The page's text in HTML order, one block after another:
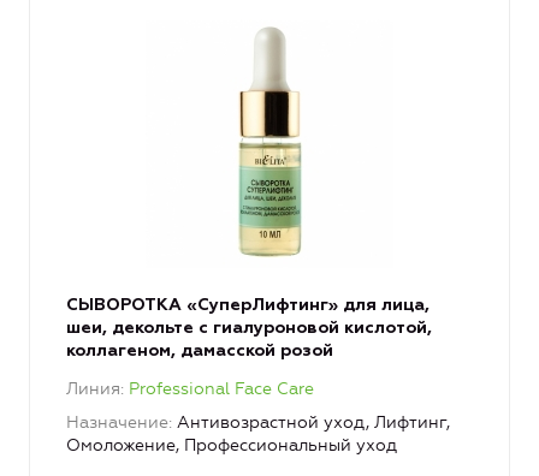
СЫВОРОТКА «СуперЛифтинг» для лица,
шеи, декольте с гиалуроновой кислотой,
коллагеном, дамасской розой
Линия Professional Face Care
Назначение Антивозрастной уход, Лифтинг,
Омоложение, Профессиональный уход